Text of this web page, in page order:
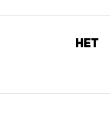
Нет